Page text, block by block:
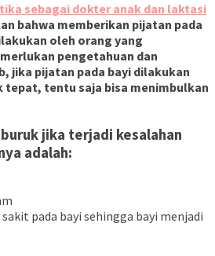
sebagai dokter anak dan laktasi
bahwa memberikan pijatan pada
oleh orang yang
pengetahuan dan
jika pijatan pada bayi dilakukan
tepat, tentu saja bisa menimbulkan
jika terjadi kesalahan
adalah:
pada bayi sehingga bayi menjadi